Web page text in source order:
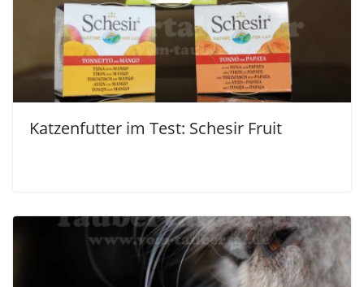
Katzenfutter im Test: Schesir Fruit